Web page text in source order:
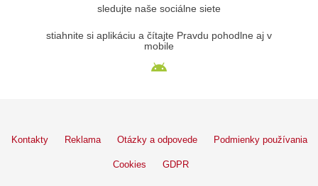
sledujte naše sociálne siete
stiahnite si aplikáciu a čítajte Pravdu pohodlne aj v
mobile
Kontakty Reklama Otázky a odpovede Podmienky používania
Cookies GDPR